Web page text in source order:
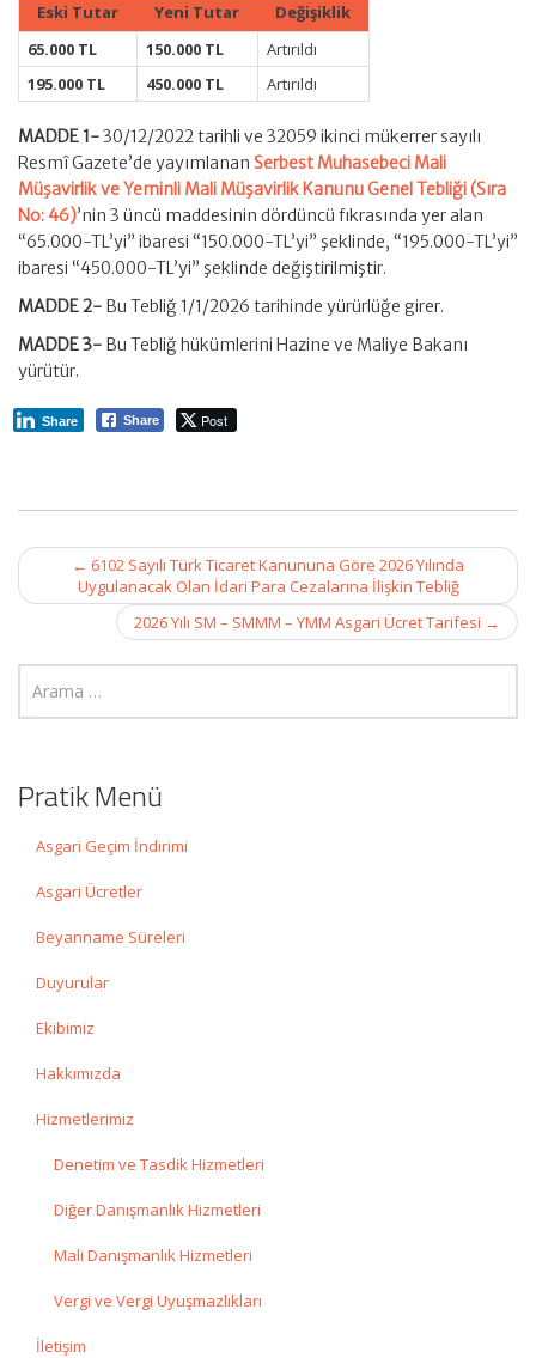
Eski Tutar Yeni Tutar
Değişiklik
65.000 TL
150.000 TL
Artırıldı
195.000 TL
450.000 TL Artırıldı
MADDE 1-30/12/2022 tarihli ve 32059 ikinci mükerrer sayılı
Resmî Gazete’de yayımlanan Serbest Muhasebeci Mali
Müşavirlik ve Yeminli Mali Müşavirlik Kanunu Genel Tebliği (Sıra
No: 46)’nin 3 üncü maddesinin dördüncü fıkrasında yer alan
“65.000-TL’yi” ibaresi “150.000-TL’yi” şeklinde, “195.000-TL’yi”
ibaresi “450.000-TL’yi” şeklinde değiştirilmiştir.
MADDE 2- Bu Tebliğ 1/1/2026 tarihinde yürürlüğe girer.
MADDE 3- Bu Tebliğ hükümlerini Hazine ve Maliye Bakanı
yürütür.
Share Post
Share
Post
navigation
← 6102 Sayılı Türk Ticaret Kanununa Göre 2026 Yılında
Uygulanacak Olan İdari Para Cezalarına İlişkin Tebliğ
2026 Yılı SM – SMMM – YMM Asgari Ücret Tarifesi →
Pratik Menü
Asgari Geçim İndirimi
Asgari Ücretler
Beyanname Süreleri
Duyurular
Ekibimiz
Hakkımızda
Hizmetlerimiz
Denetim ve Tasdik Hizmetleri
Diğer Danışmanlık Hizmetleri
Mali Danışmanlık Hizmetleri
Vergi ve Vergi Uyuşmazlıkları
İletişim